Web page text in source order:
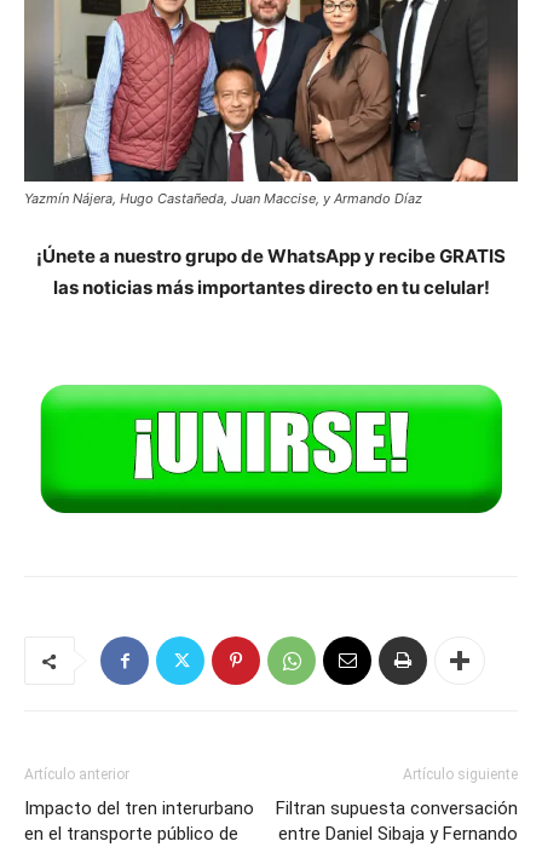
Yazmín Nájera, Hugo Castañeda, Juan Maccise, y Armando Díaz
¡Únete a nuestro grupo de WhatsApp y recibe GRATIS
las noticias más importantes directo en tu celular!
Artículo anterior
Impacto del tren interurbano
en el transporte público de
Artículo siguiente
Filtran supuesta conversación
entre Daniel Sibaja y Fernando